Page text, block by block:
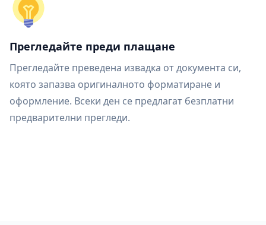
Прегледайте преди плащане
Прегледайте преведена извадка от документа си,
която запазва оригиналното форматиране и
оформление. Всеки ден се предлагат безплатни
предварителни прегледи.